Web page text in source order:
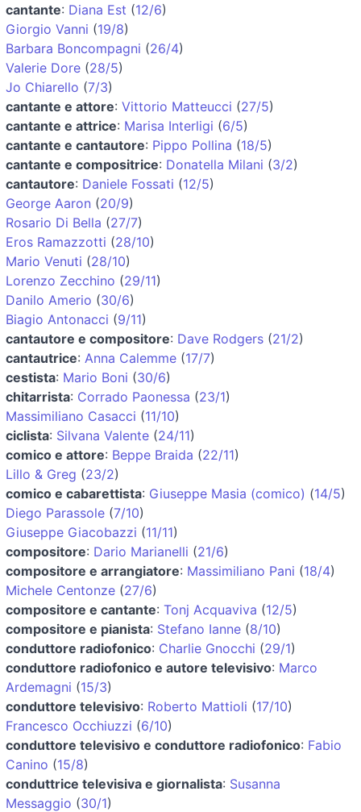
cantante: Diana Est (12/6)
Giorgio Vanni (19/8)
Barbara Boncompagni (26/4)
Valerie Dore (28/5)
Jo Chiarello (7/3)
cantante e attore: Vittorio Matteucci (27/5)
cantante e attrice: Marisa Interligi (6/5)
cantante e cantautore: Pippo Pollina (18/5)
cantante e compositrice: Donatella Milani (3/2)
cantautore: Daniele Fossati (12/5)
George Aaron (20/9)
Rosario Di Bella (27/7)
Eros Ramazzotti (28/10)
Mario Venuti (28/10)
Lorenzo Zecchino (29/11)
Danilo Amerio (30/6)
Biagio Antonacci (9/11)
cantautore e compositore: Dave Rodgers (21/2)
cantautrice: Anna Calemme (17/7)
cestista: Mario Boni (30/6)
chitarrista: Corrado Paonessa (23/1)
Massimiliano Casacci (11/10)
ciclista: Silvana Valente (24/11)
comico e attore: Beppe Braida (22/11)
Lillo & Greg (23/2)
comico e cabarettista: Giuseppe Masia (comico) (14/5)
Diego Parassole (7/10)
Giuseppe Giacobazzi (11/11)
compositore: Dario Marianelli (21/6)
compositore e arrangiatore: Massimiliano Pani (18/4)
Michele Centonze (27/6)
compositore e cantante: Tonj Acquaviva (12/5)
compositore e pianista: Stefano Ianne (8/10)
conduttore radiofonico: Charlie Gnocchi (29/1)
conduttore radiofonico e autore televisivo: Marco
Ardemagni (15/3)
conduttore televisivo: Roberto Mattioli (17/10)
Francesco Occhiuzzi (6/10)
conduttore televisivo e conduttore radiofonico: Fabio
Canino (15/8)
conduttrice televisiva e giornalista: Susanna
Messaggio (30/1)